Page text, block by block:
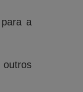
a